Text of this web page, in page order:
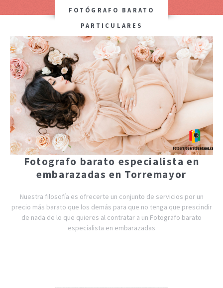
FOTÓGRAFO BARATO
PARTICULARES
Fotografo barato especialista en
embarazadas en Torremayor
Nuestra filosofía es ofrecerte un conjunto de servicios por un
precio más barato que los demás para que no tenga que prescindir
de nada de lo que quieres al contratar a un Fotografo barato
especialista en embarazadas